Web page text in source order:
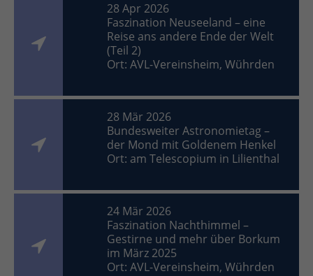
28 Apr 2026
Faszination Neuseeland – eine
Reise ans andere Ende der Welt
(Teil 2)
Ort: AVL-Vereinsheim, Wührden
28 Mär 2026
Bundesweiter Astronomietag –
der Mond mit Goldenem Henkel
Ort: am Telescopium in Lilienthal
24 Mär 2026
Faszination Nachthimmel –
Gestirne und mehr über Borkum
im März 2025
Ort: AVL-Vereinsheim, Wührden